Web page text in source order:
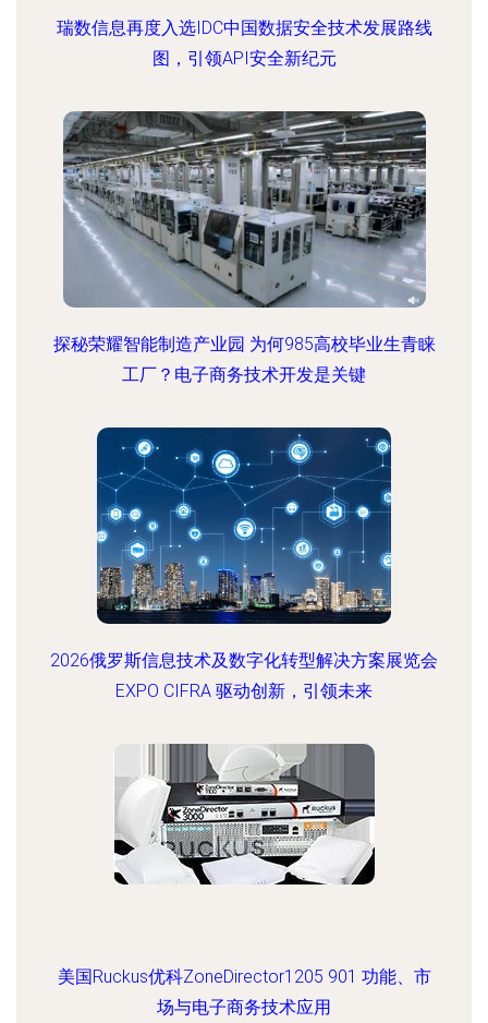
瑞数信息再度入选IDC中国数据安全技术发展路线
图，引领API安全新纪元
探秘荣耀智能制造产业园 为何985高校毕业生青睐
工厂？电子商务技术开发是关键
2026俄罗斯信息技术及数字化转型解决方案展览会
EXPO CIFRA 驱动创新，引领未来
美国Ruckus优科ZoneDirector1205 901 功能、市
场与电子商务技术应用